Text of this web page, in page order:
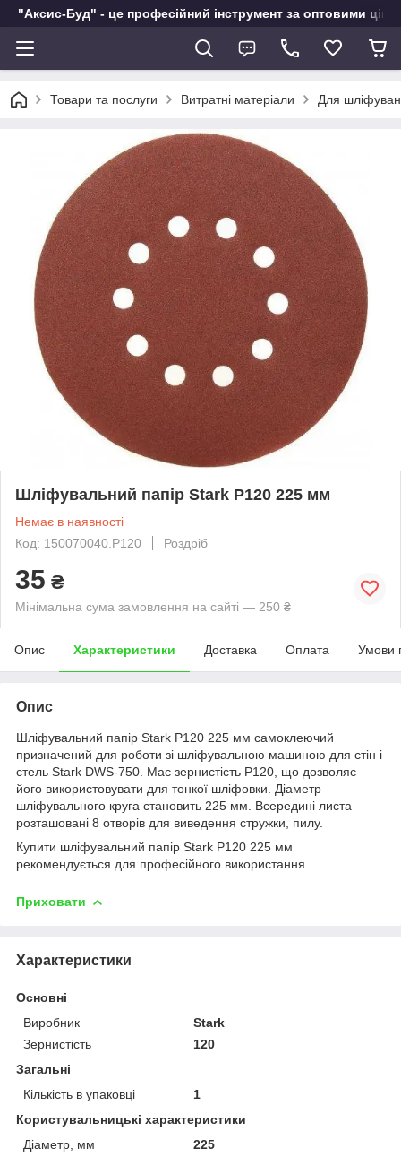
"Аксис-Буд" - це професійний інструмент за оптовими
Товари та послуги Витратні матеріали Для
Шліфувальний папір Stark Р120 225 мм
Немає в наявності
Код: 150070040.P120
Роздріб
35 ₴
Мінімальна сума замовлення на сайті — 250 ₴
Опис Характеристики Доставка Оплата Умови
Опис
Шліфувальний папір Stark Р120 225 мм самоклеючий
призначений для роботи зі шліфувальною машиною для стін і
стель Stark DWS-750. Має зернистість Р120, що дозволяє
його використовувати для тонкої шліфовки. Діаметр
шліфувального круга становить 225 мм. Всередині листа
розташовані 8 отворів для виведення стружки, пилу.
Купити шліфувальний папір Stark Р120 225 мм
рекомендується для професійного використання.
Приховати
Характеристики
Основні
Виробник
Stark
Зернистість
120
Загальні
Кількість в упаковці
1
Користувальницькі характеристики
Діаметр, мм
225